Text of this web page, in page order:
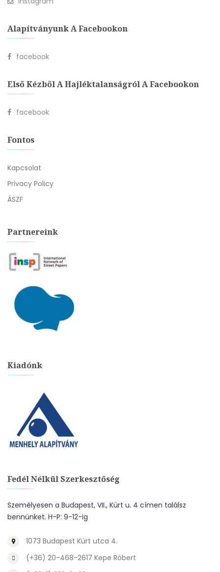
Alapítványunk A Facebookon
facebook
Első Kézből A Hajléktalanságról A Facebookon
facebook
Fontos
Kapcsolat
Privacy Policy
ÁSZF
Partnereink
Kiadónk
Fedél Nélkül Szerkesztőség
Személyesen a Budapest, VII., Kürt u. 4 címen találsz
bennünket. H-P: 9-12-ig
1073 Budapest Kürt utca 4.
(+36) 20-468-2617 Kepe Róbert